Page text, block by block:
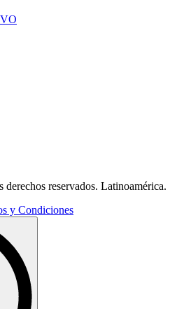
reservados. Latinoamérica.
y Condiciones